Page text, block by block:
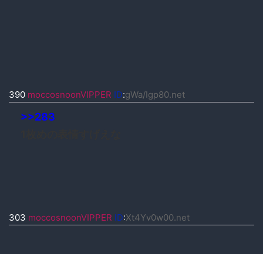
390 moccosnoonVIPPER ID:gWa/Igp80.net
>>283
303 moccosnoonVIPPER ID:Xt4Yv0w00.net